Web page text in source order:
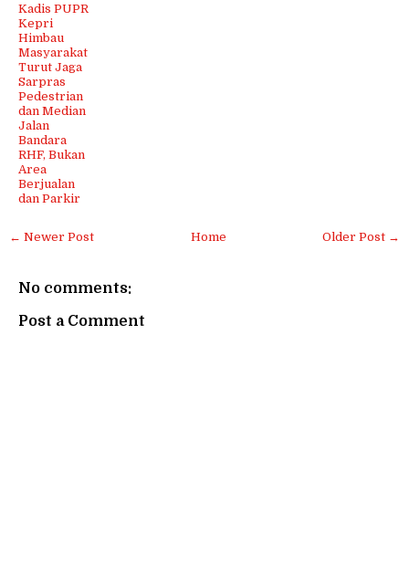
Kadis PUPR
Kepri
Himbau
Masyarakat
Turut Jaga
Sarpras
Pedestrian
dan Median
Jalan
Bandara
RHF, Bukan
Area
Berjualan
dan Parkir
← Newer Post Older Post →
Home
No comments:
Post a Comment